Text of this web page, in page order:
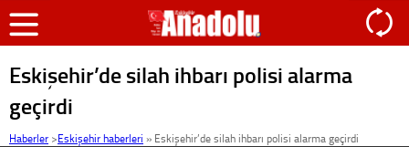
Eskişehir’de silah ihbarı polisi alarma
geçirdi
Haberler >Eskişehir haberleri » Eskişehir’de silah ihbarı polisi alarma geçirdi